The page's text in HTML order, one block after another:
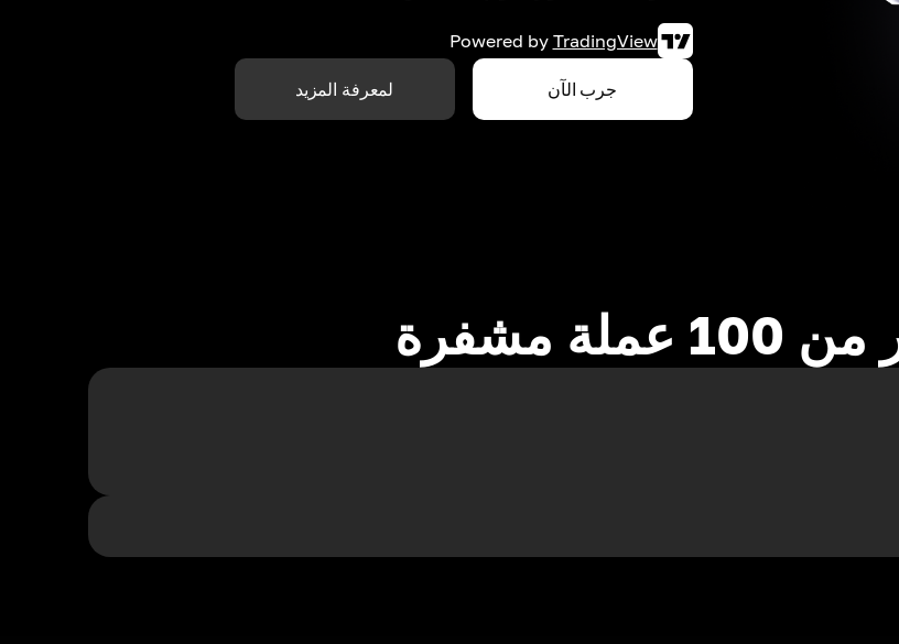
Powered by TradingView
جرب الآن لمعرفة المزيد
مشفرة